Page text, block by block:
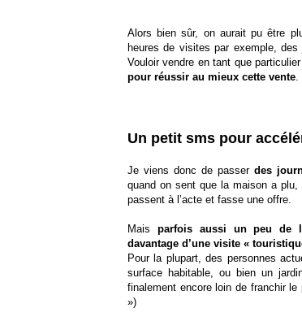
Alors bien sûr, on aurait pu être
heures de visites par exemple,
Vouloir vendre en tant que
pour réussir au mieux cette vente
Un petit sms pour
Je viens donc de passerdes
quand on sent que la maison a plu,
passent à l’acte et fasse une offre.
Mais parfois aussi un peu de
davantage d’une visite «
Pour la plupart, des personnes
surface habitable, ou bien un
finalement encore loin de franchir le
»)